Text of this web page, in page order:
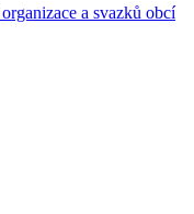
a svazků obcí